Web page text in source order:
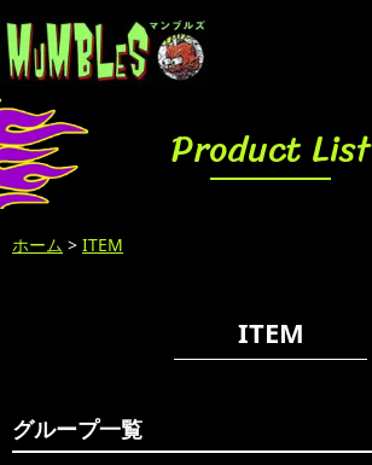
Product List
ホーム > ITEM
ITEM
グループ一覧